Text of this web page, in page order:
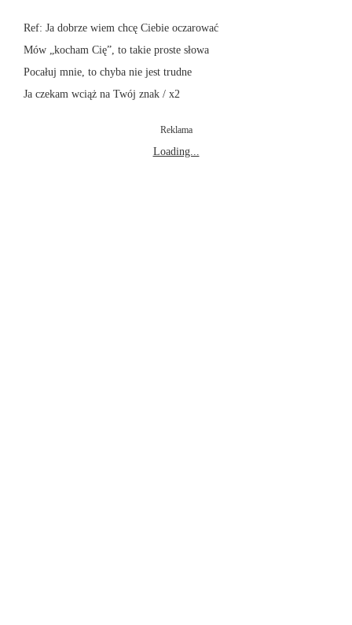
Ref: Ja dobrze wiem chcę Ciebie oczarować
Mów „kocham Cię”, to takie proste słowa
Pocałuj mnie, to chyba nie jest trudne
Ja czekam wciąż na Twój znak / x2
Reklama
Loading...